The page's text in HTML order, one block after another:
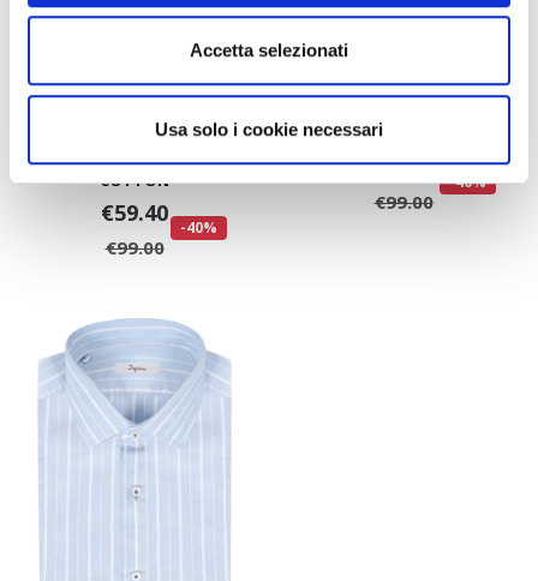
Accetta selezionati
Usa solo i cookie necessari
IN CHECKED
PATTERNED PURE
COTTON
€59.40
€99.00
-40%
SHIRT IN PURE COTTON
€59.40
€99.00
-40%